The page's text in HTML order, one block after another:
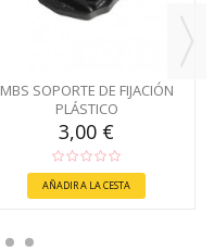
MBS SOPORTE DE FIJACIÓN
PLÁSTICO
3,00 €
AÑADIR A LA CESTA